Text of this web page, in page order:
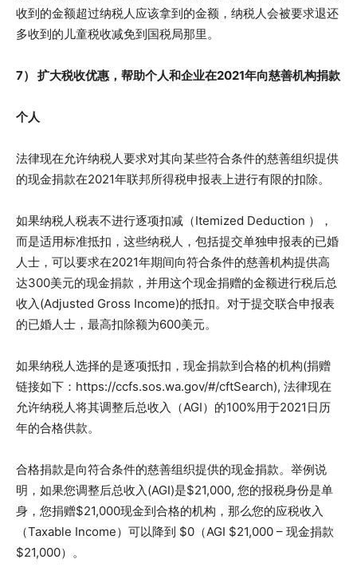
收到的金额超过纳税人应该拿到的金额，纳税人会被要求退还
多收到的儿童税收减免到国税局那里。
7） 扩大税收优惠，帮助个人和企业在2021年向慈善机构捐款
个人
法律现在允许纳税人要求对其向某些符合条件的慈善组织提供
的现金捐款在2021年联邦所得税申报表上进行有限的扣除。
如果纳税人税表不进行逐项扣减（Itemized Deduction ），
而是适用标准抵扣，这些纳税人，包括提交单独申报表的已婚
人士，可以要求在2021年期间向符合条件的慈善机构提供高
达300美元的现金捐款，并用这个现金捐赠的金额进行税后总
收入(Adjusted Gross Income)的抵扣。对于提交联合申报表
的已婚人士，最高扣除额为600美元。
如果纳税人选择的是逐项抵扣，现金捐款到合格的机构(捐赠
链接如下：https://ccfs.sos.wa.gov/#/cftSearch), 法律现在
允许纳税人将其调整后总收入（AGI）的100%用于2021日历
年的合格供款。
合格捐款是向符合条件的慈善组织提供的现金捐款。举例说
明，如果您调整后总收入(AGI)是$21,000, 您的报税身份是单
身，您捐赠$21,000现金到合格的机构，那么您的应税收入
（Taxable Income）可以降到 $0（AGI $21,000 – 现金捐款
$21,000）。